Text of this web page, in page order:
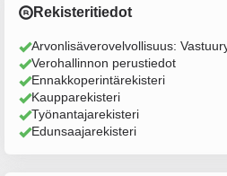
Rekisteritiedot
Arvonlisäverovelvollisuus:
Verohallinnon perustiedot
Ennakkoperintärekisteri
Kaupparekisteri
Työnantajarekisteri
Edunsaajarekisteri